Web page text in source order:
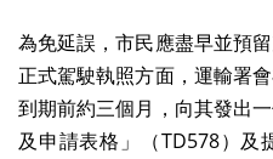
為免延誤，市民應盡早並預
正式駕駛執照方面，運輸署
到期前約三個月，向其發出
及申請表格」（TD578）及